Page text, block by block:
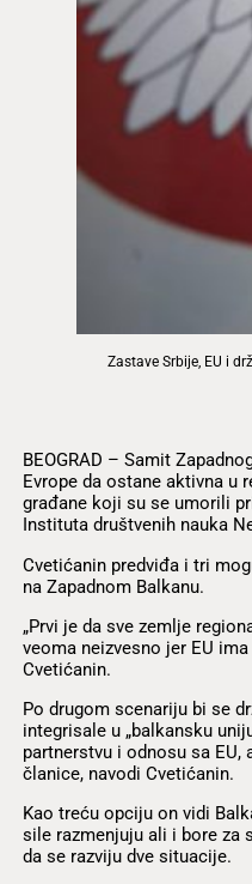
Zastave Srbije, EU i
BEOGRAD – Samit
Evrope da ostane aktivna u
građane koji su se umorili
Instituta društvenih nauka
Cvetićanin predviđa i tri
na Zapadnom Balkanu.
„Prvi je da sve zemlje
veoma neizvesno jer EU
Cvetićanin.
Po drugom scenariju bi se
integrisale u „balkansku
partnerstvu i odnosu sa
članice, navodi Cvetićanin.
Kao treću opciju on vidi
sile razmenjuju ali i bore za
da se razviju dve situacije.